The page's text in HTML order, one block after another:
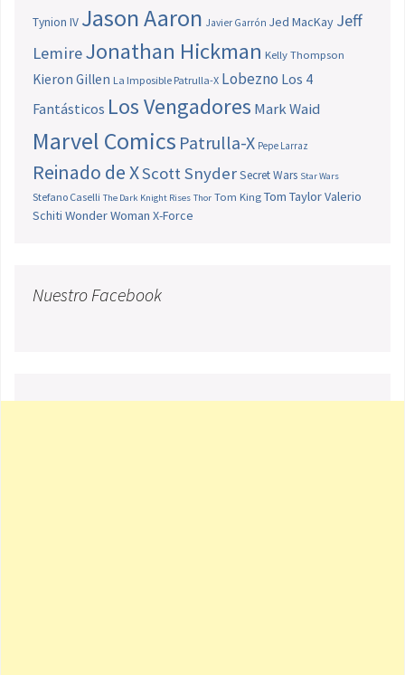
Tynion IV Jason Aaron Javier Garrón Jed MacKay Jeff
LemireJonathan Hickman Kelly Thompson
Kieron Gillen La Imposible Patrulla-X Lobezno Los 4
Fantásticos Los Vengadores Mark Waid
Marvel Comics Patrulla-X Pepe Larraz
Reinado de XScott SnyderSecret Wars Star Wars
Stefano Caselli The Dark Knight Rises Thor Tom King Tom TaylorValerio
Schiti Wonder Woman X-Force
Nuestro Facebook